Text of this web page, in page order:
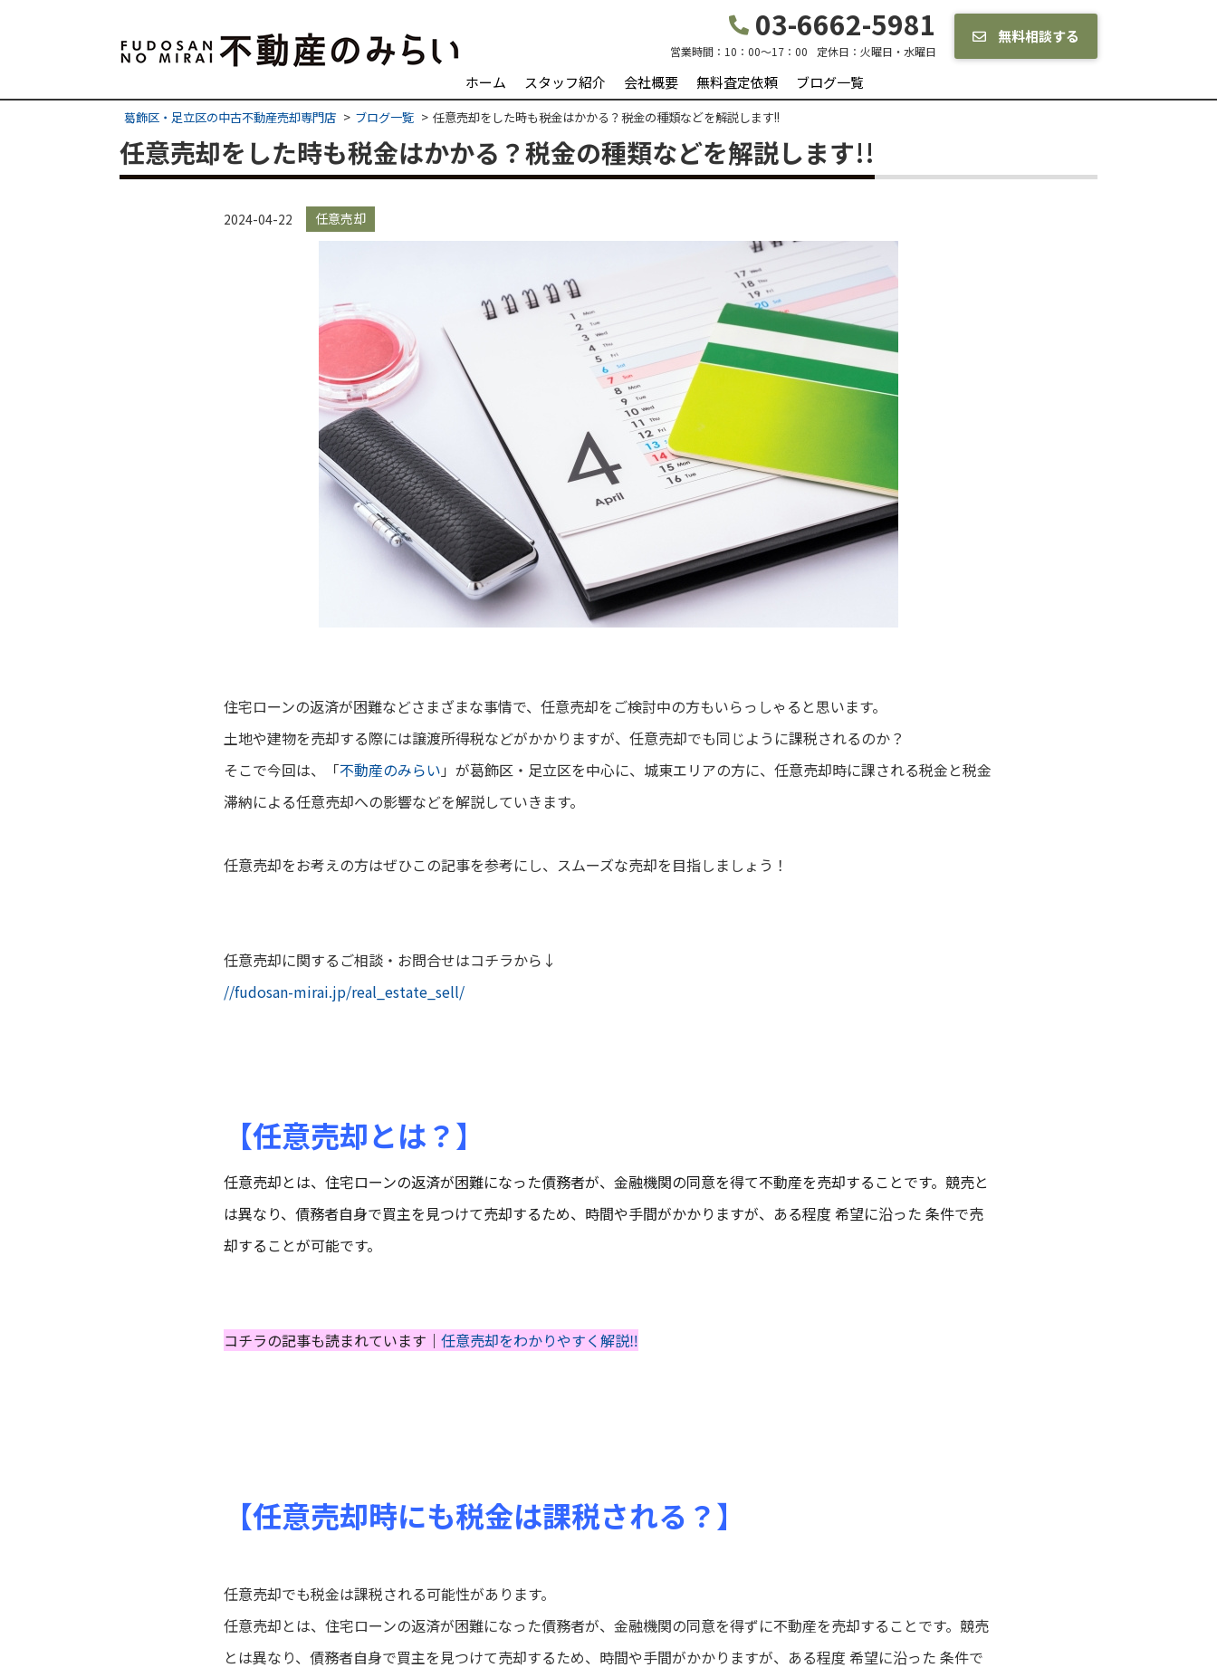
03-6662-5981
営業時間： 10：00～17：00 定休日： 火曜日・水曜日
無料相談する
ホーム スタッフ紹介 会社概要 無料査定依頼 ブログ一覧
葛飾区・足立区の中古不動産売却専門店 ブログ一覧 任意売却をした時も税金はかかる？税金の種類などを解説します!!
任意売却をした時も税金はかかる？税金の種類などを解説します!!
2024-04-22 任意売却
住宅ローンの返済が困難などさまざまな事情で、任意売却をご検討中の方もいらっしゃると思います。
土地や建物を売却する際には譲渡所得税などがかかりますが、任意売却でも同じように課税されるのか？
そこで今回は、
「不動産のみらい 」が葛飾区・足立区を中心に、城東エリアの方に、 任意売却時に課される税金と税金
滞納による任意売却への影響などを解説していきます。
任意売却をお考えの方はぜひこの記事を参考にし、スムーズな売却を目指しましょう！
任意売却に関するご相談・お問合せはコチラから↓
//fudosan-mirai.jp/real_estate_sell/
【任意売却とは？】
任意売却とは、住宅ローンの返済が困難になった債務者が、金融機関の同意を得て不動産を売却することです。競売と
は異なり、債務者自身で買主を見つけて売却するため、 時間や手間がかかりますが、 ある程度 希望に沿った 条件で売
却することが可能です。
コチラの記事も読まれています｜ 任意売却をわかりやすく解説‼
【任意売却時にも税金は課税される？】
任意売却でも税金は課税される可能性があります。
任意売却とは、住宅ローンの返済が困難になった債務者が、金融機関の同意を得ずに不動産を売却することです。競売
とは異なり、債務者自身で買主を見つけて売却するため、時間や手間がかかりますが、ある程度 希望に沿った 条件で